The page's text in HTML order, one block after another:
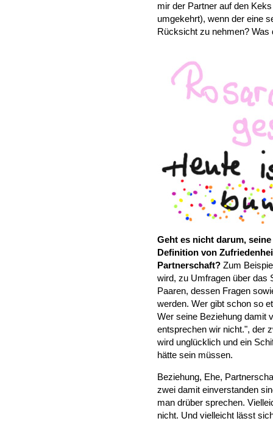
mir der Partner auf den
umgekehrt), wenn der eine
Rücksicht zu nehmen? Was
Geht es nicht darum,
Definition von
Partnerschaft? Zum
wird, zu Umfragen über das
Paaren, dessen Fragen
werden. Wer gibt schon so
Wer seine Beziehung damit
entsprechen wir nicht.", der
wird unglücklich und ein
hätte sein müssen.
Beziehung, Ehe,
zwei damit einverstanden
man drüber sprechen.
nicht. Und vielleicht lässt